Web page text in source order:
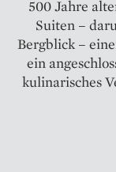
500 Jahre
Suiten –
Bergblick –
ein
kulinarisches